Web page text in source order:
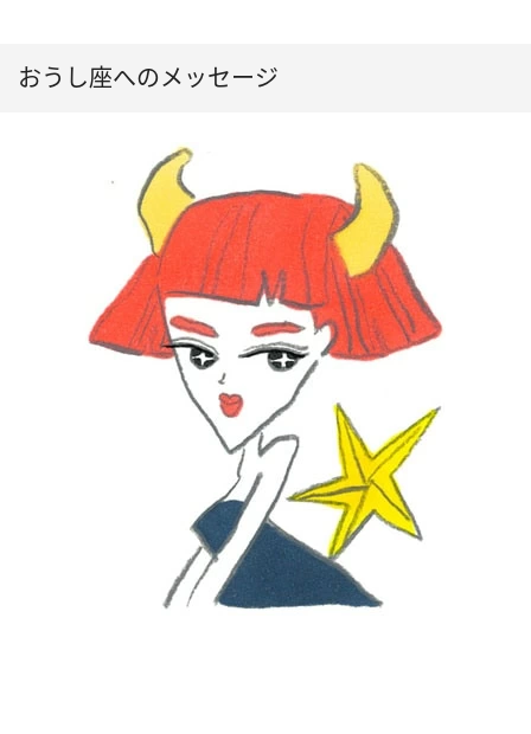
おうし座へのメッセージ